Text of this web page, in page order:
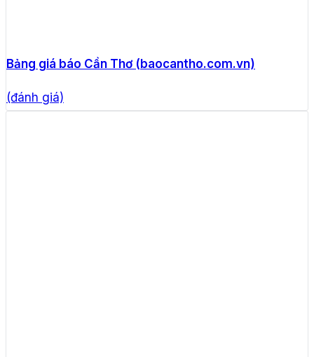
Bảng giá báo Cần Thơ (baocantho.com.vn)
(đánh giá)